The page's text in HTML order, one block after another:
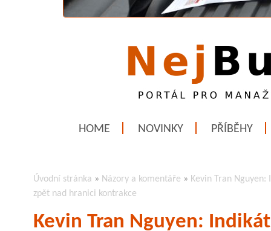
HOME NOVINKY PŘÍBĚHY
Úvodní stránka » Názory a komentáře » Kevin Tran
zpět nad hranici kontrakce
Kevin Tran Nguyen: